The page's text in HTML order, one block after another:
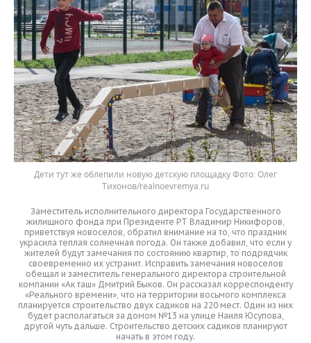
Дети тут же облепили новую детскую площадку
Олег
Тихонов/realnoevremya.ru
Заместитель исполнительного директора Государственного
жилищного фонда при Президенте РТ Владимир Никифоров,
приветствуя новоселов, обратил внимание на то, что праздник
украсила теплая солнечная погода. Он также добавил, что если у
жителей будут замечания по состоянию квартир, то подрядчик
своевременно их устранит. Исправить замечания новоселов
обещал и заместитель генерального директора строительной
компании «Ак таш» Дмитрий Быков. Он рассказал корреспонденту
«Реального времени», что на территории восьмого комплекса
планируется строительство двух садиков на 220 мест. Один из них
будет располагаться за домом №13 на улице Наиля Юсупова,
другой чуть дальше. Строительство детских садиков планируют
начать в этом году.